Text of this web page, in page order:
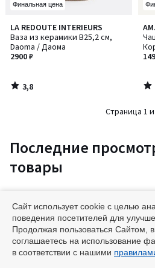
Финальная цена
LA REDOUTE INTERIEURS
Ваза из керамики В25,2 см,
Daoma / Даома
2900 ₽
3,8
/ 5
3,8
/
/ 5
/
Страница 1
Последние
товары
Сайт использует cookie с целью
поведения посетителей для
Продолжая пользоваться Сайтом,
соглашаетесь на использование
в соответствии с нашими